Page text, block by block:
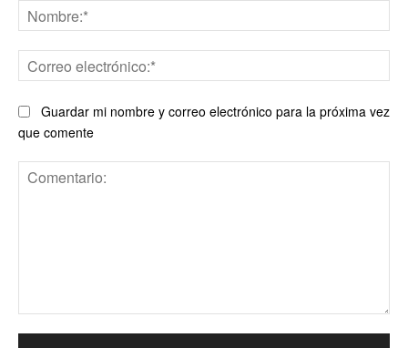
Guardar mi nombre y correo electrónico para la próxima vez
que comente